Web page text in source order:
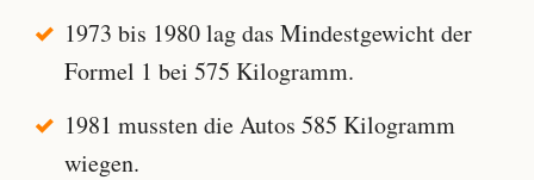
1973 bis 1980 lag das Mindestgewicht der
Formel 1 bei 575 Kilogramm.
1981 mussten die Autos 585 Kilogramm
wiegen.